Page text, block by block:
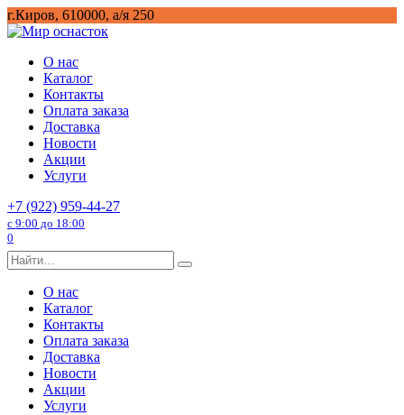
Перейти
к
г.Киров, 610000, а/я 250
О нас
Каталог
Контакты
Оплата заказа
Доставка
Новости
Акции
Услуги
+7 (922) 959-44-27
с 9:00 до 18:00
0
Search
for:
О нас
Каталог
Контакты
Оплата заказа
Доставка
Новости
Акции
Услуги